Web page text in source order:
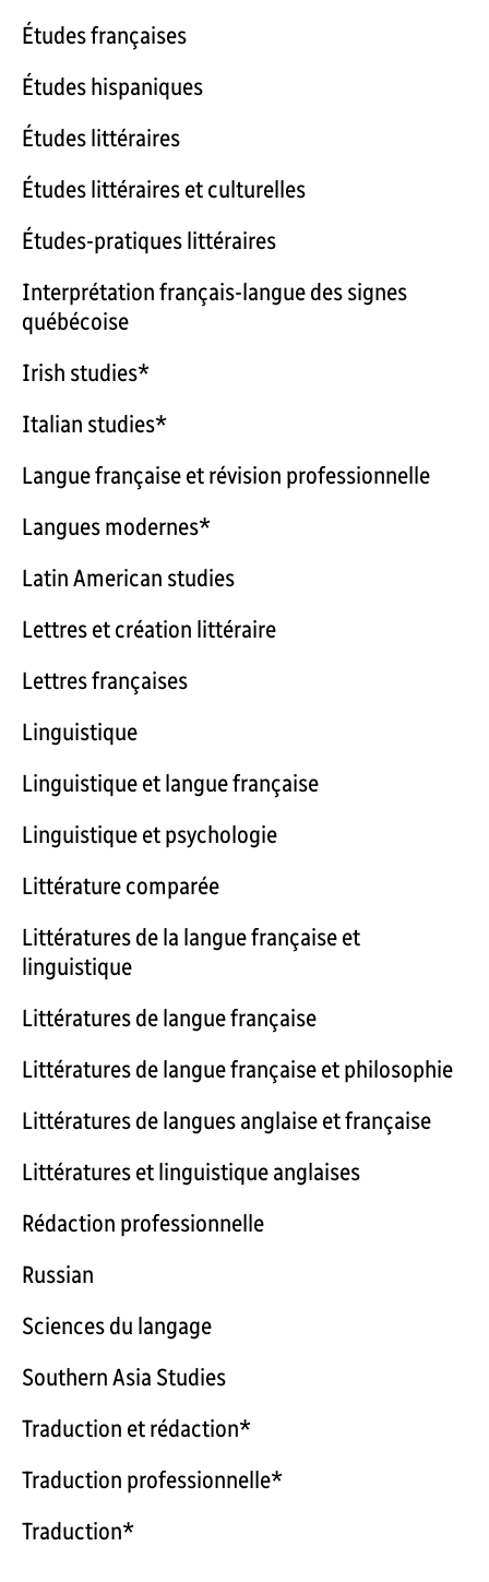
Études françaises
Études hispaniques
Études littéraires
Études littéraires et culturelles
Études-pratiques littéraires
Interprétation français-langue des signes
québécoise
Irish studies*
Italian studies*
Langue française et révision professionnelle
Langues modernes*
Latin American studies
Lettres et création littéraire
Lettres françaises
Linguistique
Linguistique et langue française
Linguistique et psychologie
Littérature comparée
Littératures de la langue française et
linguistique
Littératures de langue française
Littératures de langue française et philosophie
Littératures de langues anglaise et française
Littératures et linguistique anglaises
Rédaction professionnelle
Russian
Sciences du langage
Southern Asia Studies
Traduction et rédaction*
Traduction professionnelle*
Traduction*